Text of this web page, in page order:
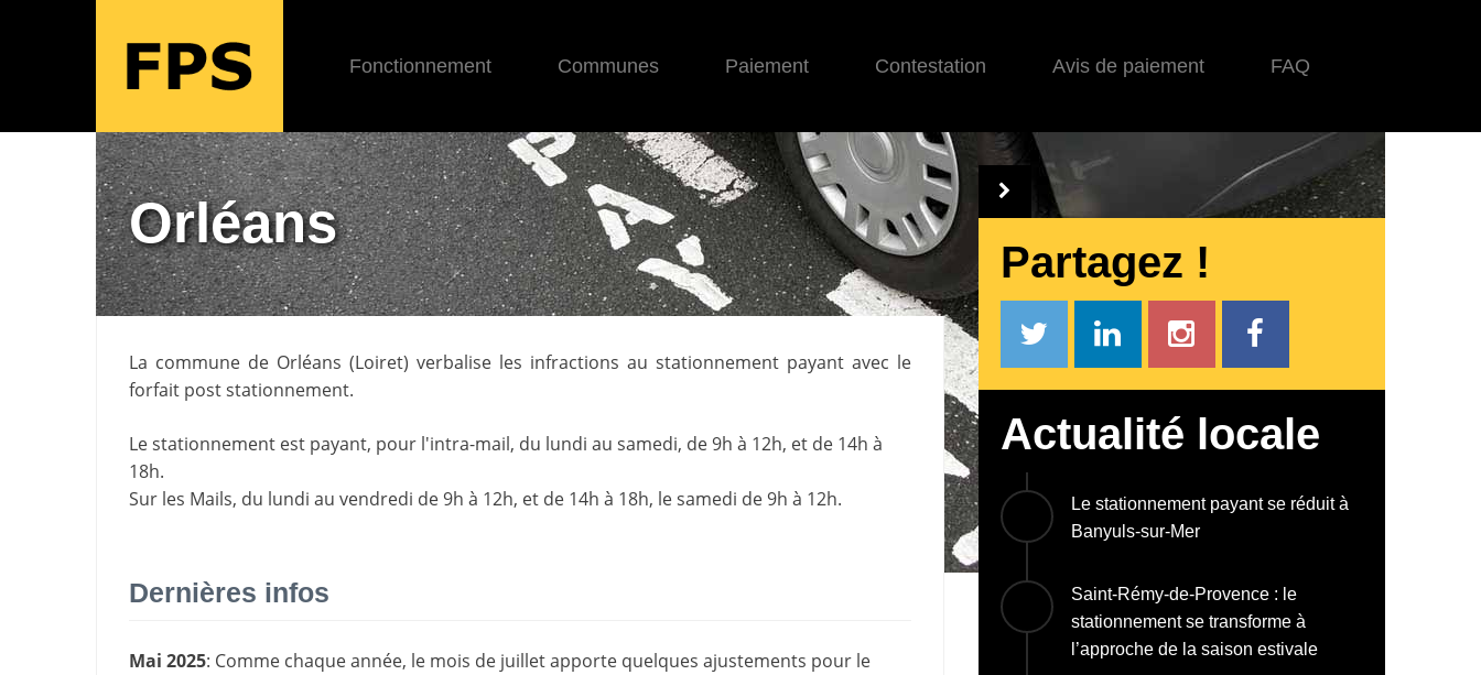
Fonctionnement Communes Paiement Contestation Avis de paiement FAQ
Orléans
La commune de Orléans (Loiret) verbalise les infractions au stationnement payant avec le
forfait post stationnement.
Le stationnement est payant, pour l'intra-mail, du lundi au samedi, de 9h à 12h, et de 14h à
18h.
Sur les Mails, du lundi au vendredi de 9h à 12h, et de 14h à 18h, le samedi de 9h à 12h.
Dernières infos
Mai 2025: Comme chaque année, le mois de juillet apporte quelques ajustements pour le
Partagez !
Actualité locale
Le stationnement payant se réduit à
Banyuls-sur-Mer
Saint-Rémy-de-Provence : le
stationnement se transforme à
l’approche de la saison estivale